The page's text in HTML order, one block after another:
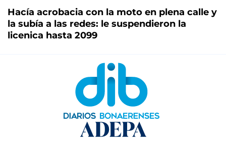
Hacía acrobacia con la moto en plena calle y
la subía a las redes: le suspendieron la
licenica hasta 2099